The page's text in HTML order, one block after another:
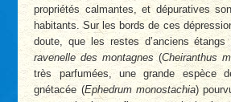
propriétés calmantes, et dépuratives
habitants. Sur les bords de ces
doute, que les restes d’anciens
ravenelle des montagnes (Cheiranthus
très parfumées, une grande espèce
gnétacée (Ephedrum monostachia)